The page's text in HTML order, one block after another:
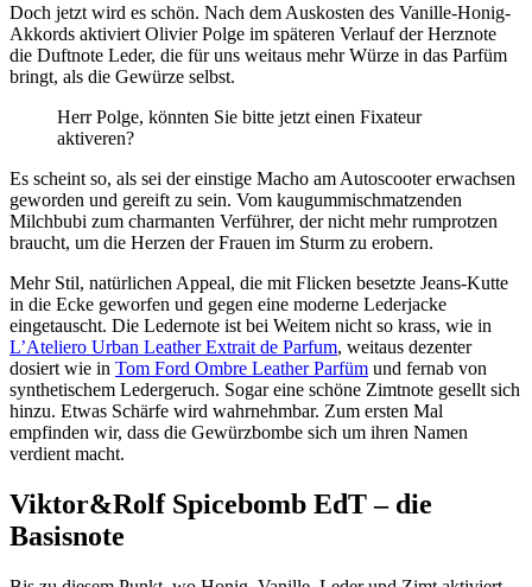
Doch jetzt wird es schön. Nach dem Auskosten des Vanille-Honig-
Akkords aktiviert Olivier Polge im späteren Verlauf der Herznote
die Duftnote Leder, die für uns weitaus mehr Würze in das Parfüm
bringt, als die Gewürze selbst.
Herr Polge, könnten Sie bitte jetzt einen Fixateur
aktiveren?
Es scheint so, als sei der einstige Macho am Autoscooter erwachsen
geworden und gereift zu sein. Vom kaugummischmatzenden
Milchbubi zum charmanten Verführer, der nicht mehr rumprotzen
braucht, um die Herzen der Frauen im Sturm zu erobern.
Mehr Stil, natürlichen Appeal, die mit Flicken besetzte Jeans-Kutte
in die Ecke geworfen und gegen eine moderne Lederjacke
eingetauscht. Die Ledernote ist bei Weitem nicht so krass, wie in
L’Ateliero Urban Leather Extrait de Parfum, weitaus dezenter
dosiert wie in Tom Ford Ombre Leather Parfüm und fernab von
synthetischem Ledergeruch. Sogar eine schöne Zimtnote gesellt sich
hinzu. Etwas Schärfe wird wahrnehmbar. Zum ersten Mal
empfinden wir, dass die Gewürzbombe sich um ihren Namen
verdient macht.
Viktor&Rolf Spicebomb EdT – die
Basisnote